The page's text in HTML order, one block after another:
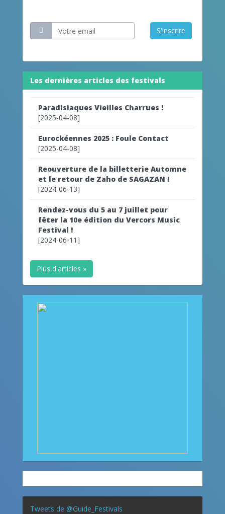
S'inscrire
Les dernières articles des festivals
Paradisiaques Vieilles Charrues !
[2025-04-08]
Eurockéennes 2025 : Foule Contact
[2025-04-08]
Reouverture de la billetterie Automne
et le retour de Zaho de SAGAZAN !
[2024-06-13]
Rendez-vous du 5 au 7 juillet pour
fêter la 10e édition du Vercors Music
Festival !
[2024-06-11]
Plus d'articles »
Tweets de @Guide_Festivals